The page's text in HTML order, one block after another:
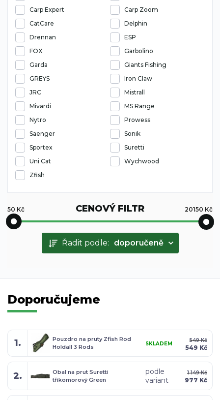
Carp Expert
Carp Zoom
CatCare
Delphin
Drennan
ESP
FOX
Garbolino
Garda
Giants Fishing
GREYS
Iron Claw
JRC
Mistrall
Mivardi
MS Range
Nytro
Prowess
Saenger
Sonik
Sportex
Suretti
Uni Cat
Wychwood
Zfish
CENOVÝ FILTR
50 Kč 20150 Kč
Řadit podle: doporučeně
Doporučujeme
1.
Pouzdro na pruty Zfish Rod
Holdall 3 Rods
SKLADEM
549 Kč
549 Kč
2.
Obal na prut Suretti
tříkomorový Green
podle
variant
1 149 Kč
977 Kč